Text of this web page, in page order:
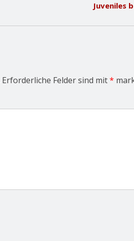
Juveniles
Erforderliche Felder sind mit*